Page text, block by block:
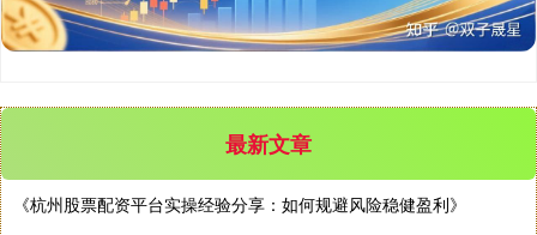
北证50 1134.24 +11.37 +1.01%
最新文章
《杭州股票配资平台实操经验分享：如何规避风险稳健盈利》